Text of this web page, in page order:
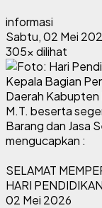
informasi
Sabtu, 02 Mei
305x dilihat
Kepala Bagian
Daerah Kabupten
M.T. beserta
Barang dan Jasa
mengucapkan :
SELAMAT
HARI
02 Mei 2026